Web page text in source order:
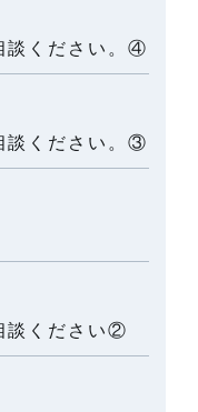
談ください。④
談ください。③
談ください②